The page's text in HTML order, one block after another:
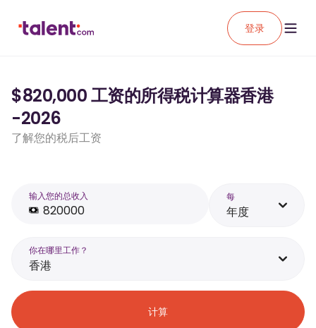
登录
$820,000 工资的所得税计算器香港
-2026
了解您的税后工资
输入您的总收入 每
年度
你在哪里工作？
香港
计算